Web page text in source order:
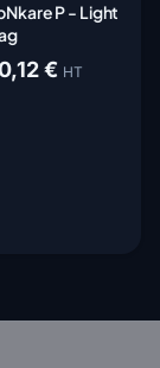
P - Light
€ HT